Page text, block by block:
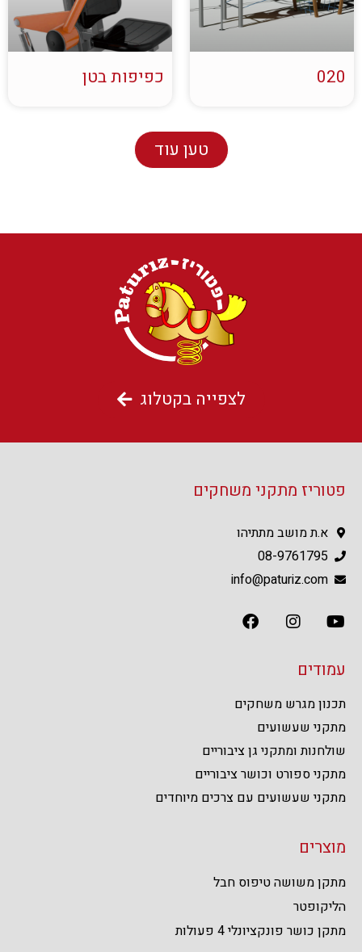
020 כפיפות בטן
טען עוד
לצפייה בקטלוג
פטוריז מתקני משחקים
א.ת מושב מתתיהו
08-9761795
info@paturiz.com
עמודים
תכנון מגרש משחקים
מתקני שעשועים
שולחנות ומתקני גן ציבוריים
מתקני ספורט וכושר ציבוריים
מתקני שעשועים עם צרכים מיוחדים
מוצרים
מתקן משושה טיפוס חבל
הליקופטר
מתקן כושר פונקציונלי 4 פעולות